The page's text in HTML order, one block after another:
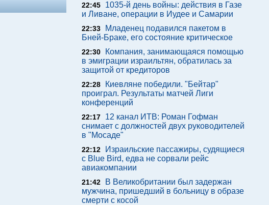
22:45
1035-й день войны: действия в Газе
и Ливане, операции в Иудее и Самарии
22:33
Младенец подавился пакетом в
Бней-Браке, его состояние критическое
22:30
Компания, занимающаяся помощью
в эмиграции израильтян, обратилась за
защитой от кредиторов
22:28
Киевляне победили. "Бейтар"
проиграл. Результаты матчей Лиги
конференций
22:17
12 канал ИТВ: Роман Гофман
снимает с должностей двух руководителей
в "Мосаде"
22:12
Израильские пассажиры, судящиеся
с Blue Bird, едва не сорвали рейс
авиакомпании
21:42
В Великобритании был задержан
мужчина, пришедший в больницу в образе
смерти с косой